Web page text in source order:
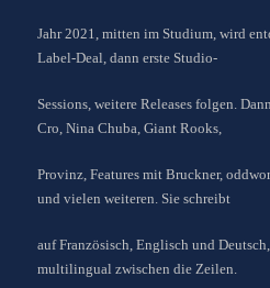
Jahr 2021, mitten im Studium, wird
Label-Deal, dann erste Studio-
Sessions, weitere Releases folgen.
Cro, Nina Chuba, Giant Rooks,
Provinz, Features mit Bruckner,
und vielen weiteren. Sie schreibt
auf Französisch, Englisch und
multilingual zwischen die Zeilen.